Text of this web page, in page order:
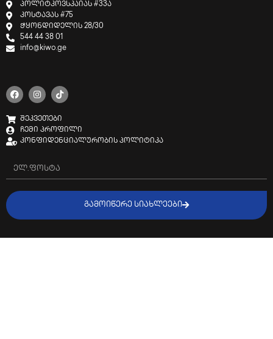
პოლიტკოვსკაიას #33ა
კოსტავას #75
ჭყონდიდელის 28/30
544 44 38 01
info@kiwo.ge
შეკვეთები
ჩემი პროფილი
კონფიდენციალურობის პოლიტიკა
ᲒᲐᲛᲝᲘᲬᲔᲠᲔ ᲡᲘᲐᲮᲚᲔᲔᲑᲘ